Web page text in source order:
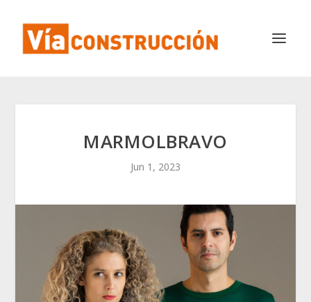
MARMOLBRAVO
Jun 1, 2023